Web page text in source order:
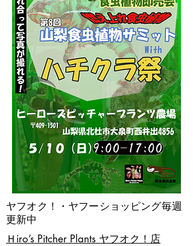
​Ｈiro’s Pitcher Plants ヤフオク！店
ヤフオク！・ヤフーショッピング毎週
更新中